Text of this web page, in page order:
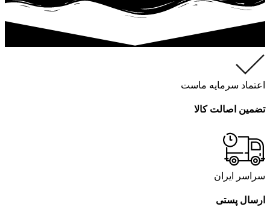
اعتماد سرمایه ماست
تضمین اصالت کالا
سراسر ایران
ارسال پستی